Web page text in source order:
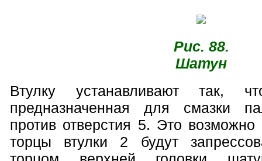
Рис. 88.
Шатун
Втулку устанавливают так,
предназначенная для смазки
против отверстия 5. Это
торцы втулки 2 будут